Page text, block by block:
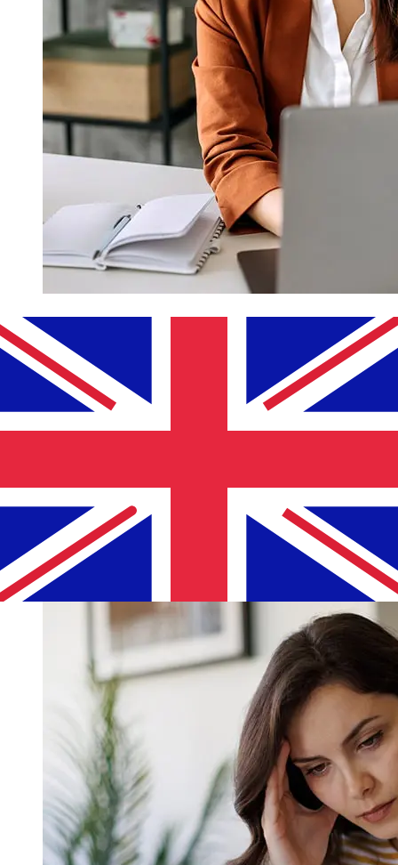
¿Qué tan rápido es un Kuwait
Finance House KWD para GBP
transferencia?
internacionales con Kuwait Finance House de Kuwait a
transferencias bancarias internacionales tardan entre 1
y 5 días laborables. Factores como los festivos
bancarios y los controles de seguridad también pueden
afectar la entrega. Comprueba los tiempos límite de
Kuwait Finance House K.S.C.Ppara evitar retrasos.